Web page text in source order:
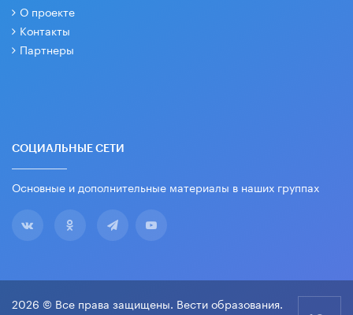
О проекте
Контакты
Партнеры
СОЦИАЛЬНЫЕ СЕТИ
Основные и дополнительные материалы в наших группах
2026 © Все права защищены. Вести образования.